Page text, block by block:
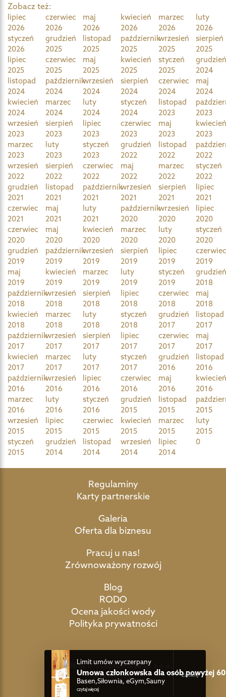
Zobacz też:
lipiec
2026
czerwiec
2026
maj
2026
kwiecień
2026
marzec
2026
luty
2026
styczeń
2026
grudzień
2025
listopad
2025
październik
2025
wrzesień
2025
sierpień
2025
lipiec
2025
czerwiec
2025
maj
2025
kwiecień
2025
styczeń
2025
2024
listopad
2024
październik
2024
wrzesień
2024
sierpień
2024
czerwiec
2024
maj
2024
kwiecień
2024
marzec
2024
luty
2024
styczeń
2024
listopad
2023
2023
wrzesień
2023
sierpień
2023
lipiec
2023
czerwiec
2023
maj
2023
2023
marzec
2023
luty
2023
styczeń
2023
grudzień
2022
listopad
2022
2022
wrzesień
2022
sierpień
2022
czerwiec
2022
maj
2022
marzec
2022
styczeń
2022
grudzień
2021
listopad
2021
październik
2021
wrzesień
2021
sierpień
2021
lipiec
2021
czerwiec
2021
maj
2021
luty
2021
październik
2020
wrzesień
2020
lipiec
2020
czerwiec
2020
maj
2020
kwiecień
2020
marzec
2020
luty
2020
styczeń
2020
grudzień
2019
październik
2019
wrzesień
2019
sierpień
2019
lipiec
2019
2019
maj
2019
kwiecień
2019
marzec
2019
luty
2019
styczeń
2019
2018
październik
2018
wrzesień
2018
sierpień
2018
lipiec
2018
czerwiec
2018
maj
2018
kwiecień
2018
marzec
2018
luty
2018
styczeń
2018
grudzień
2017
listopad
2017
październik
2017
wrzesień
2017
sierpień
2017
lipiec
2017
czerwiec
2017
maj
2017
kwiecień
2017
marzec
2017
luty
2017
styczeń
2017
grudzień
2016
listopad
2016
październik
2016
wrzesień
2016
lipiec
2016
czerwiec
2016
maj
2016
2016
marzec
2016
luty
2016
styczeń
2016
grudzień
2015
listopad
2015
2015
wrzesień
2015
lipiec
2015
czerwiec
2015
kwiecień
2015
marzec
2015
luty
2015
styczeń
2015
grudzień
2014
listopad
2014
wrzesień
2014
lipiec
2014
0
Regulaminy
Karty partnerskie
Galeria
Oferta dla biznesu
Pracuj u nas!
Zrównoważony rozwój
Blog
RODO
Ocena jakości wody
Polityka prywatności
©2026 by 01s Digital Media sp. z o.o.
powered by:
Limit umów wyczerpany
Umowa członkowska dla osób powyżej
Basen,Siłownia, eGym,Sauny
czytaj więcej